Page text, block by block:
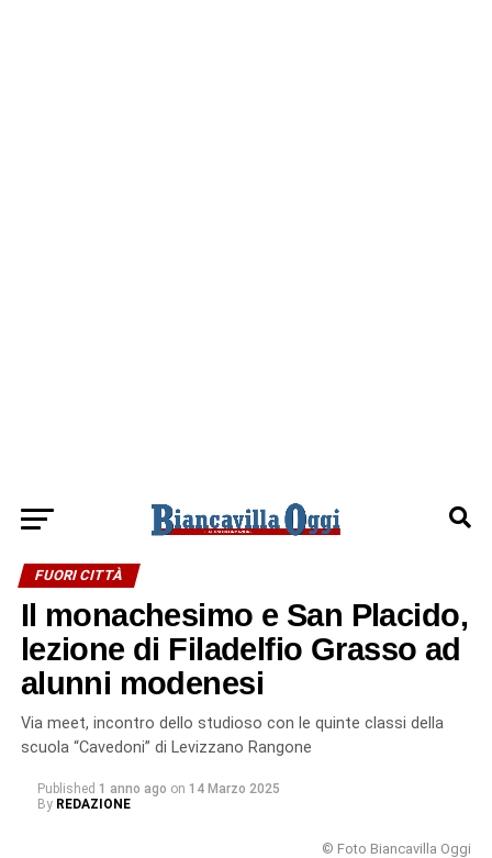
FUORI CITTÀ
Il monachesimo e San Placido,
lezione di Filadelfio Grasso ad
alunni modenesi
Via meet, incontro dello studioso con le quinte classi della
scuola “Cavedoni” di Levizzano Rangone
Published 1 anno ago on 14 Marzo 2025
By REDAZIONE
© Foto Biancavilla Oggi